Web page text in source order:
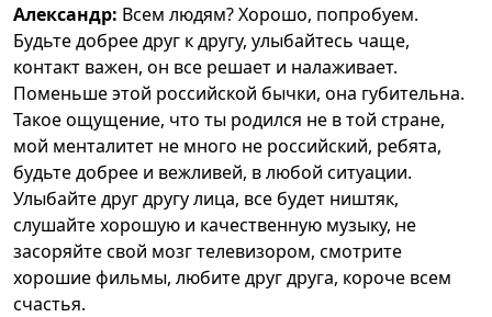
Александр: Всем людям? Хорошо, попробуем.
Будьте добрее друг к другу, улыбайтесь чаще,
контакт важен, он все решает и налаживает.
Поменьше этой российской бычки, она губительна.
Такое ощущение, что ты родился не в той стране,
мой менталитет не много не российский, ребята,
будьте добрее и вежливей, в любой ситуации.
Улыбайте друг другу лица, все будет ништяк,
слушайте хорошую и качественную музыку, не
засоряйте свой мозг телевизором, смотрите
хорошие фильмы, любите друг друга, короче всем
счастья.